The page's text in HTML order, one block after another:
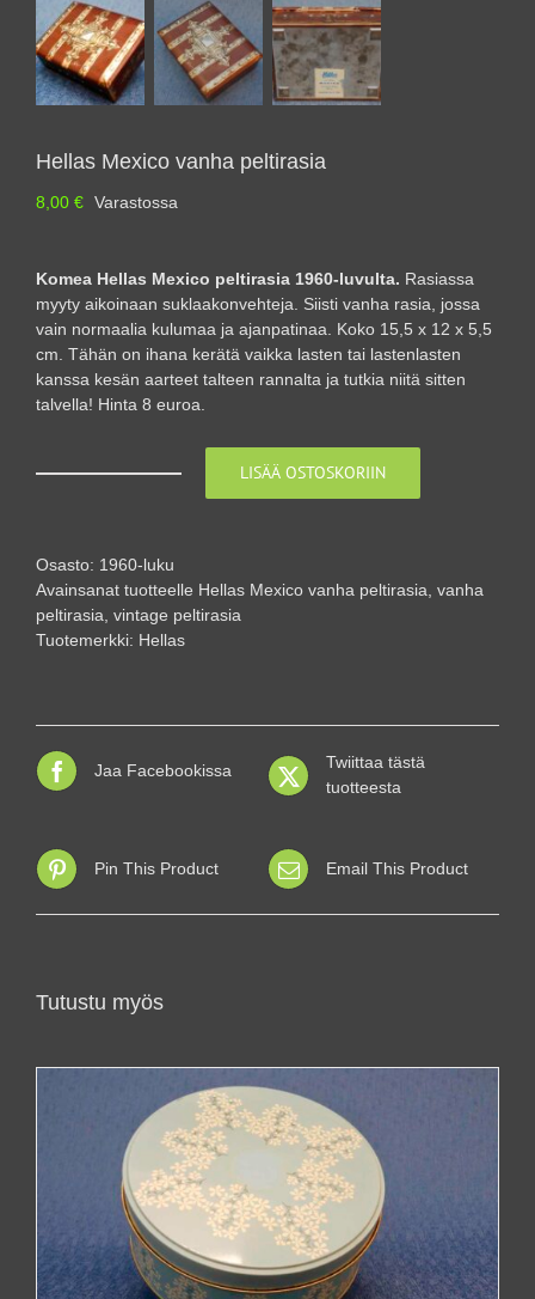
Hellas Mexico vanha peltirasia
8,00 € Varastossa
Komea Hellas Mexico peltirasia 1960-luvulta. Rasiassa
myyty aikoinaan suklaakonvehteja. Siisti vanha rasia, jossa
vain normaalia kulumaa ja ajanpatinaa. Koko 15,5 x 12 x 5,5
cm. Tähän on ihana kerätä vaikka lasten tai lastenlasten
kanssa kesän aarteet talteen rannalta ja tutkia niitä sitten
talvella! Hinta 8 euroa.
peltirasia
määrä
LISÄÄ OSTOSKORIIN
Osasto: 1960-luku
Avainsanat tuotteelle Hellas Mexico vanha peltirasia, vanha
peltirasia, vintage peltirasia
Tuotemerkki: Hellas
Jaa Facebookissa
Twiittaa tästä
tuotteesta
Pin This Product Email This Product
Tutustu myös